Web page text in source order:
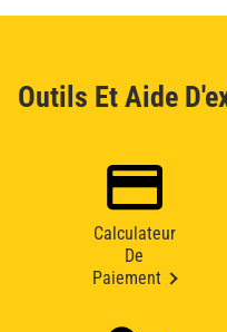
Outils Et Aide
Calculateur
De
Paiement